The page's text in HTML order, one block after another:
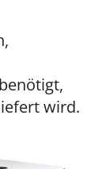
wird.